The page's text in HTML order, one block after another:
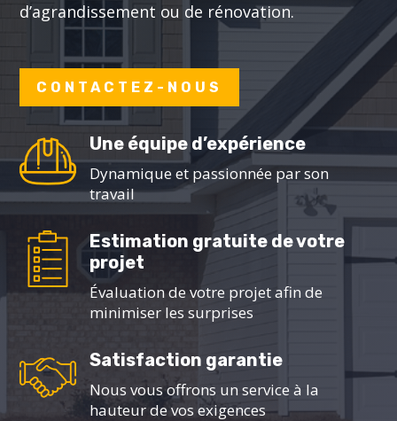
d’agrandissement ou de rénovation.
CONTACTEZ-NOUS
Une équipe d’expérience
Dynamique et passionnée par son
travail
Estimation gratuite de votre
projet
Évaluation de votre projet afin de
minimiser les surprises
Satisfaction garantie
Nous vous offrons un service à la
hauteur de vos exigences